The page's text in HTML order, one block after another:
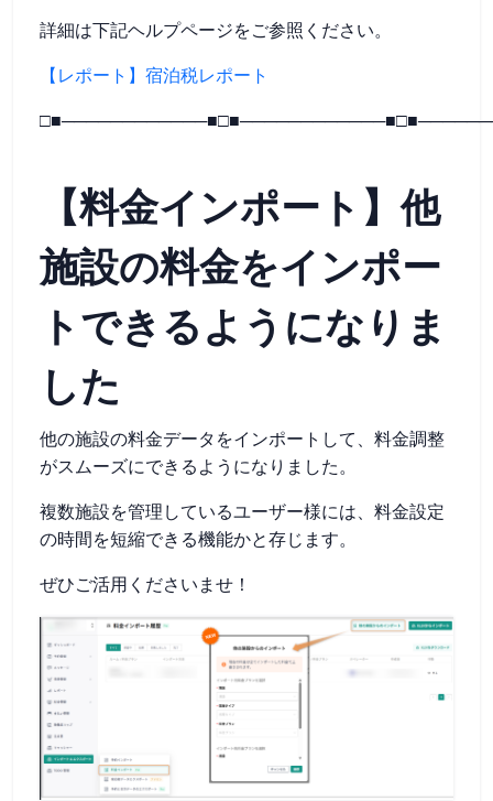
詳細は下記ヘルプページをご参照ください。
【レポート】宿泊税レポート
【料金インポート】他
施設の料金をインポー
トできるようになりま
した
他の施設の料金データをインポートして、料金調整
がスムーズにできるようになりました。
複数施設を管理しているユーザー様には、料金設定
の時間を短縮できる機能かと存じます。
ぜひご活用くださいませ！